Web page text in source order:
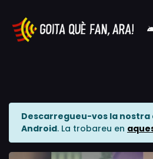
Descarregueu-vos la nostra
Android. La trobareu en